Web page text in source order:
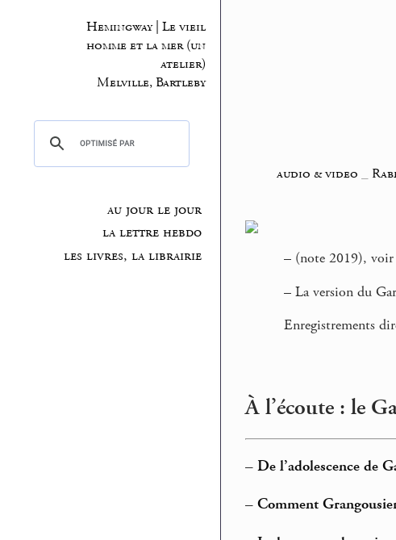
Hemingway | Le vieil
homme et la mer (un
atelier)
Melville, Bartleby
au jour le jour
la lettre hebdo
les livres, la librairie
audio & video _
– (note 2019), voir
– La version du
Enregistrements
À l’écoute : le
– De l’adolescence de
– Comment